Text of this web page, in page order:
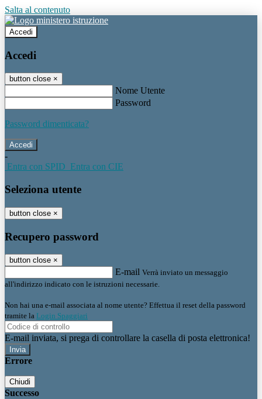
Salta al contenuto
Accedi
Accedi
button close ×
Nome Utente
Password
Password dimenticata?
-
Entra con SPID Entra con CIE
Seleziona utente
button close ×
Recupero password
button close ×
E-mail Verrà inviato un messaggio
all'indirizzo indicato con le istruzioni necessarie.
Non hai una e-mail associata al nome utente? Effettua il reset della password
tramite la Login Spaggiari
E-mail inviata, si prega di controllare la casella di posta elettronica!
Errore
Chiudi
Successo